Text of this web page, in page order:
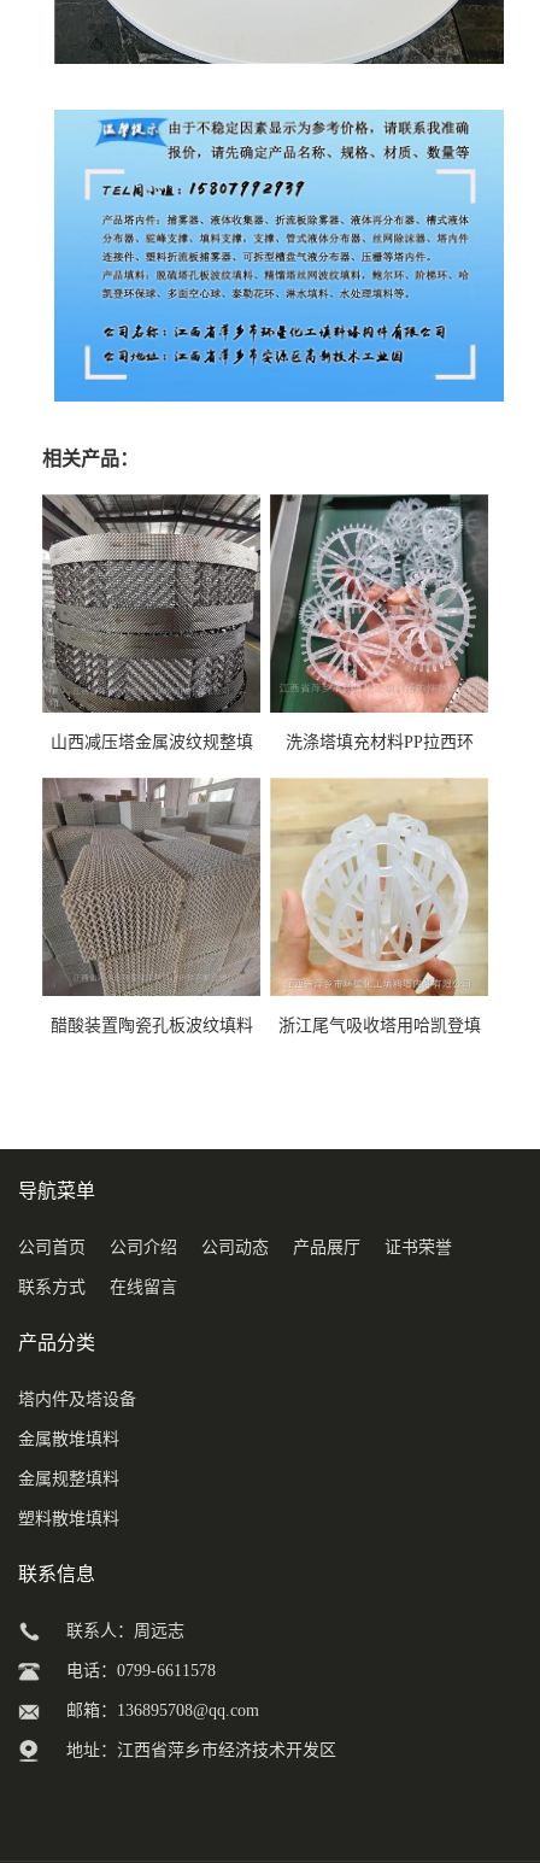
相关产品：
山西减压塔金属波纹规整填
料
洗涤塔填充材料PP拉西环
醋酸装置陶瓷孔板波纹填料
浙江尾气吸收塔用哈凯登填
导航菜单
公司首页 公司介绍 公司动态 产品展厅 证书荣誉
联系方式 在线留言
产品分类
塔内件及塔设备
金属散堆填料
金属规整填料
塑料散堆填料
联系信息
联系人：周远志
电话：0799-6611578
邮箱： 136895708@qq.com
地址：江西省萍乡市经济技术开发区